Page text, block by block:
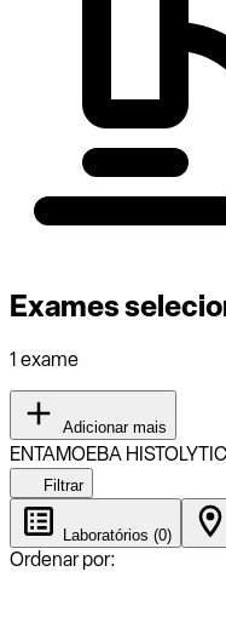
Exames
1 exame
Adicionar mais
ENTAMOEBA
Filtrar
Laboratórios (0)
Ordenar por: